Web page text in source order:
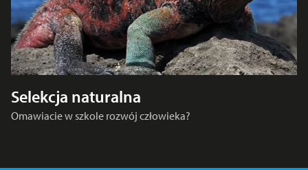
Selekcja naturalna
Omawiacie w szkole rozwój człowieka?